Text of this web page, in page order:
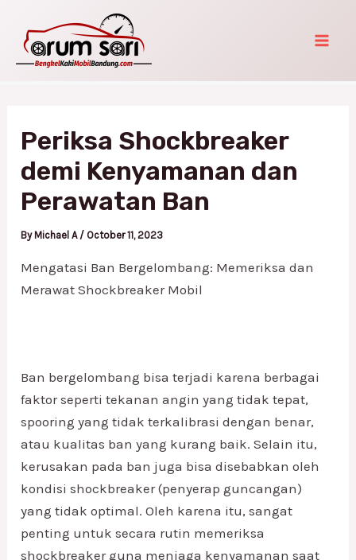
content
Periksa Shockbreaker
demi Kenyamanan dan
Perawatan Ban
By Michael A / October 11, 2023
Mengatasi Ban Bergelombang: Memeriksa dan
Merawat Shockbreaker Mobil
Ban bergelombang bisa terjadi karena berbagai
faktor seperti tekanan angin yang tidak tepat,
spooring yang tidak terkalibrasi dengan benar,
atau kualitas ban yang kurang baik. Selain itu,
kerusakan pada ban juga bisa disebabkan oleh
kondisi shockbreaker (penyerap guncangan)
yang tidak optimal. Oleh karena itu, sangat
penting untuk secara rutin memeriksa
shockbreaker guna menjaga kenyamanan saat
navigation